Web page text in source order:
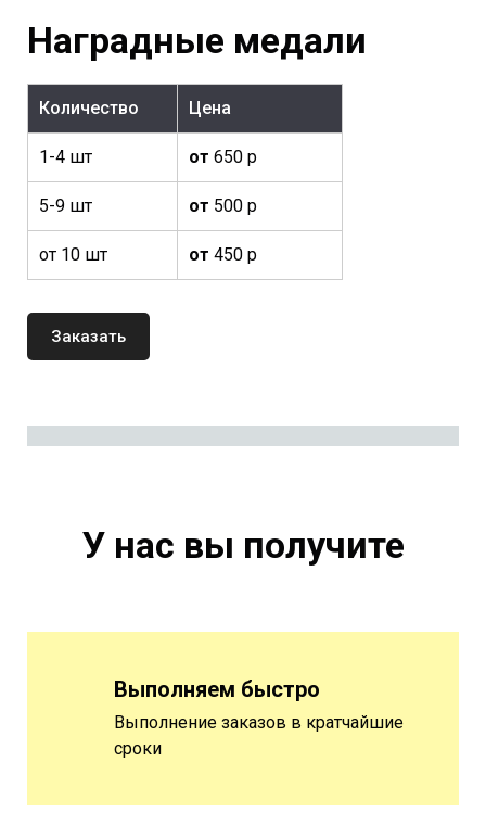
Наградные медали
Количество Цена
1-4 шт от 650 р
5-9 шт от 500 р
от 10 шт от 450 р
Заказать
У нас вы получите
Выполняем быстро
Выполнение заказов в кратчайшие
сроки